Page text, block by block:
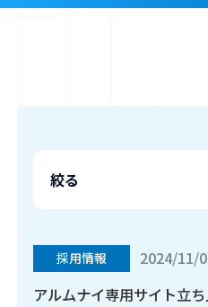
絞る
採用情報
2024/11/
アルムナイ専用サイト立